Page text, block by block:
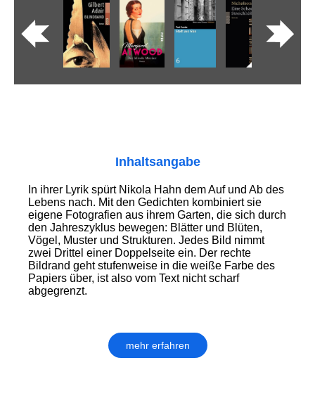
Inhaltsangabe
In ihrer Lyrik spürt Nikola Hahn dem Auf und Ab des
Lebens nach. Mit den Gedichten kombiniert sie
eigene Fotografien aus ihrem Garten, die sich durch
den Jahreszyklus bewegen: Blätter und Blüten,
Vögel, Muster und Strukturen. Jedes Bild nimmt
zwei Drittel einer Doppelseite ein. Der rechte
Bildrand geht stufenweise in die weiße Farbe des
Papiers über, ist also vom Text nicht scharf
abgegrenzt.
mehr erfahren